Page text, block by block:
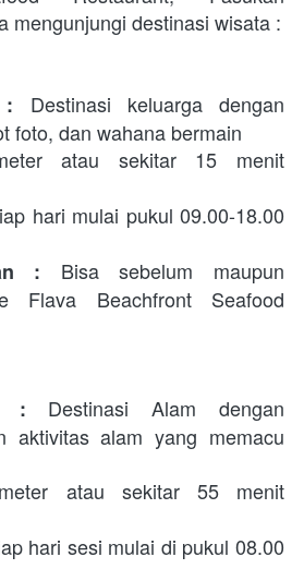
: Destinasi keluarga dengan
foto, dan wahana bermain
atau sekitar 15 menit
hari mulai pukul 09.00-18.00
: Bisa sebelum maupun
Flava Beachfront Seafood
: Destinasi Alam dengan
aktivitas alam yang memacu
atau sekitar 55 menit
hari sesi mulai di pukul 08.00